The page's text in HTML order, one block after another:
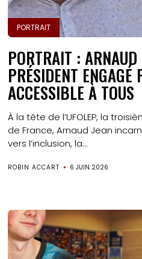
PORTRAIT
PORTRAIT : ARNAUD
PRÉSIDENT ENGAGÉ
ACCESSIBLE À TOUS
À la tête de l’UFOLEP, la
de France, Arnaud Jean
vers l’inclusion, la...
ROBIN ACCART 6 JUIN 2026